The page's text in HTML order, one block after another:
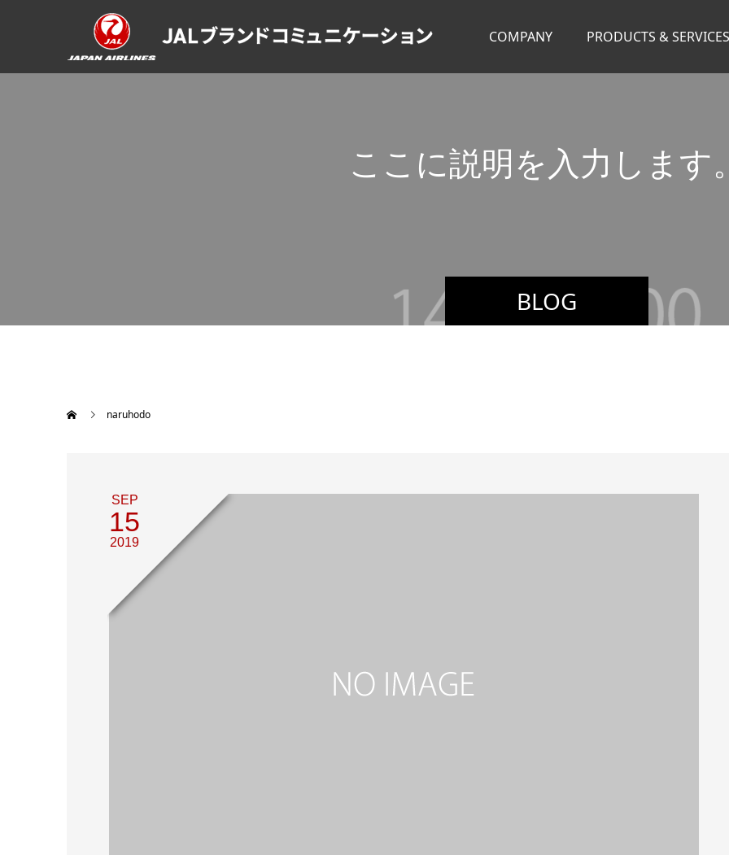
COMPANY PRODUCTS & SERVICES
BLOG
こ こ に 説明 を 入 力 し ま す
こ こ
naruhodo
SEP
15
2019